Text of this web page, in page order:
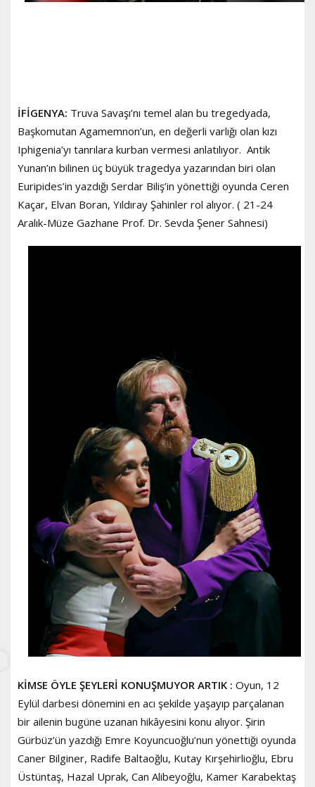
İFİGENYA: Truva Savaşı’nı temel alan bu tregedyada,
Başkomutan Agamemnon’un, en değerli varlığı olan kızı
Iphigenia’yı tanrılara kurban vermesi anlatılıyor. Antik
Yunan’ın bilinen üç büyük tragedya yazarından biri olan
Euripides’in yazdığı Serdar Biliş’in yönettiği oyunda Ceren
Kaçar, Elvan Boran, Yıldıray Şahinler rol alıyor. ( 21-24
Aralık-Müze Gazhane Prof. Dr. Sevda Şener Sahnesi)
KİMSE ÖYLE ŞEYLERİ KONUŞMUYOR ARTIK : Oyun, 12
Eylül darbesi dönemini en acı şekilde yaşayıp parçalanan
bir ailenin bugüne uzanan hikâyesini konu alıyor. Şirin
Gürbüz’ün yazdığı Emre Koyuncuoğlu’nun yönettiği oyunda
Caner Bilginer, Radife Baltaoğlu, Kutay Kırşehirlioğlu, Ebru
Üstüntaş, Hazal Uprak, Can Alibeyoğlu, Kamer Karabektaş